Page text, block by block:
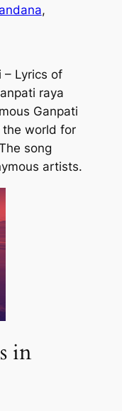
– Lyrics of
raya
Ganpati
the world for
song
artists.
in